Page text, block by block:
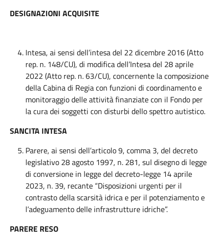
DESIGNAZIONI ACQUISITE
Intesa, ai sensi dell’intesa del 22 dicembre 2016 (Atto
rep. n. 148/CU), di modifica dell’Intesa del 28 aprile
2022 (Atto rep. n. 63/CU), concernente la composizione
della Cabina di Regia con funzioni di coordinamento e
monitoraggio delle attività finanziate con il Fondo per
la cura dei soggetti con disturbi dello spettro autistico.
SANCITA INTESA
Parere, ai sensi dell’articolo 9, comma 3, del decreto
legislativo 28 agosto 1997, n. 281, sul disegno di legge
di conversione in legge del decreto-legge 14 aprile
2023, n. 39, recante “Disposizioni urgenti per il
contrasto della scarsità idrica e per il potenziamento e
l’adeguamento delle infrastrutture idriche”.
PARERE RESO